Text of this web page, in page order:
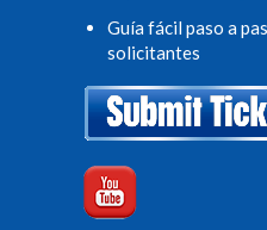
Guía fácil paso a
solicitantes